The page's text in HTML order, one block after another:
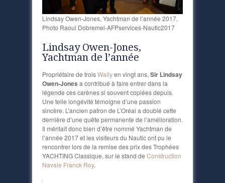
Lindsay Owen-Jones, Yachtman de l’année 2017,
Photo Raoul Dobremel-AFPservices-Nautic2017
Lindsay Owen-Jones,
Yachtman de l’année
Propriétaire de troisWallyen vingt ans, Sir Lindsay
Owen-Jones a contribué à faire entrer dans la
légende ces carènes si souvent copiées depuis.
Une telle longévité témoigne d’une passion
sincère. L’ancien patron de L’Oréal a doublé cette
dernière d’une quête permanente de l’amélioration.
Il méritait donc bien d’être nommé Yachtman de
l’année 2017 et les visiteurs du Nautic ont pu le
rencontrer lors de la remise des prix des Trophées
YACHTING Classique, sur le stand de Construction
Navale Franck Roy.